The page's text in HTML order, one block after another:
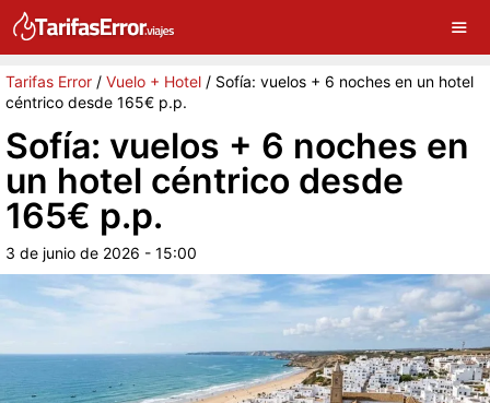
Tarifas Error / Vuelo + Hotel / Sofía: vuelos + 6 noches en un hotel
céntrico desde 165€ p.p.
Sofía: vuelos + 6 noches en
un hotel céntrico desde
165€ p.p.
3 de junio de 2026 - 15:00
G Sigue a Tarifas Error en Google ×